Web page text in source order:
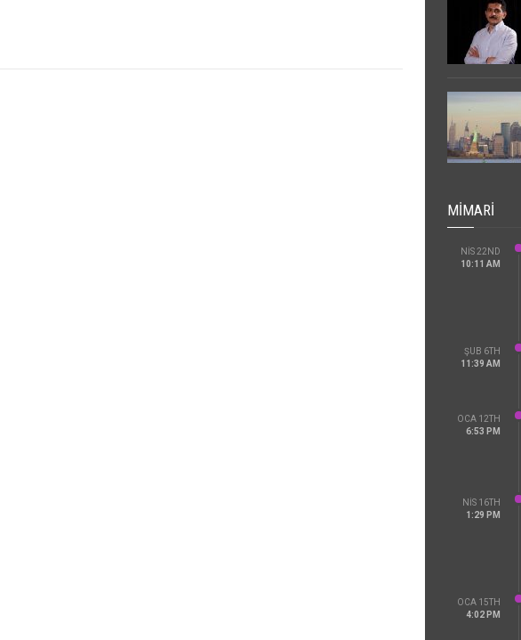
MIMARI
NIS 22ND
10:11 AM
ŞUB 6TH
11:39 AM
OCA 12TH
6:53 PM
NIS 16TH
1:29 PM
OCA 15TH
4:02 PM